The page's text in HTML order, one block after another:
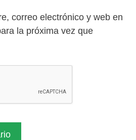
correo electrónico y web en
la próxima vez que